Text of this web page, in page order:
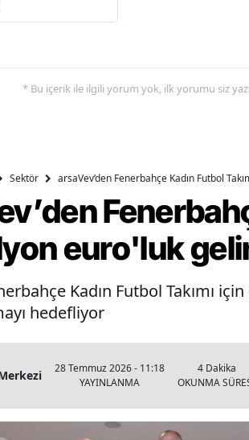
* Bu içerik ile ilgili yorum yok, ilk yorumu siz
Sektör arsaVev’den Fenerbahçe Kadın Futbol
euro'luk
Kadın Futbol Takımı
hedefliyor
28 Temmuz 2026 - 11:18
YAYINLANMA
4 Dakika
OKUNMA